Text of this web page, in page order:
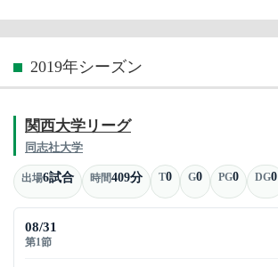
2019年シーズン
関西大学リーグ
同志社大学
出場6試合 時間409分 T0 G0 PG0 DG0
08/31
第1節